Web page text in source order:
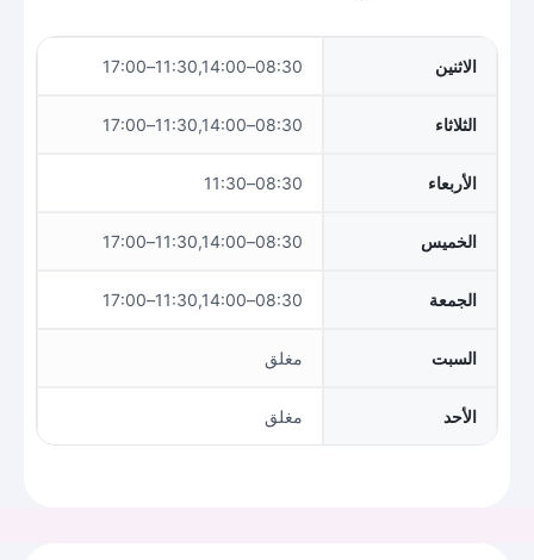
الاثنين 08:30–11:30,14:00–17:00
الثلاثاء 08:30–11:30,14:00–17:00
الأربعاء 08:30–11:30
الخميس 08:30–11:30,14:00–17:00
الجمعة 08:30–11:30,14:00–17:00
السبت مغلق
الأحد مغلق